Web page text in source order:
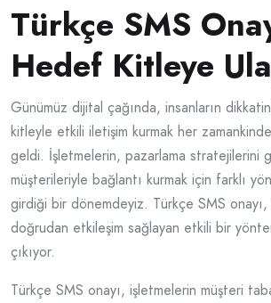
Türkçe SMS
Hedef Kitleye
Günümüz dijital çağında, insanların
kitleyle etkili iletişim kurmak her
geldi. İşletmelerin, pazarlama stratejilerini
müşterileriyle bağlantı kurmak için farklı
girdiği bir dönemdeyiz. Türkçe SMS
doğrudan etkileşim sağlayan etkili bir
çıkıyor.
Türkçe SMS onayı, işletmelerin müşteri